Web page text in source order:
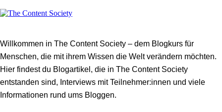
Willkommen in The Content Society – dem Blogkurs für
Menschen, die mit ihrem Wissen die Welt verändern möchten.
Hier findest du Blogartikel, die in The Content Society
entstanden sind, Interviews mit Teilnehmer:innen und viele
Informationen rund ums Bloggen.